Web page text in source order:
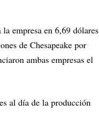
empresa en 6,69 dólares
de Chesapeake por
ambas empresas el
al día de la producción